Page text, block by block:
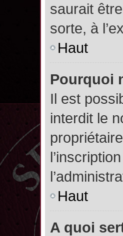
saurait
sorte, à
Haut
Pourquoi
Il est
interdit le
Haut
A quoi